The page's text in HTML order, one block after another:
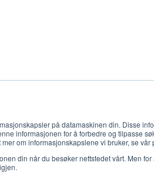
på datamaskinen din. Disse
informasjonen for å forbedre og tilpasse
om informasjonskapslene vi bruker, se
din når du besøker nettstedet vårt. Men